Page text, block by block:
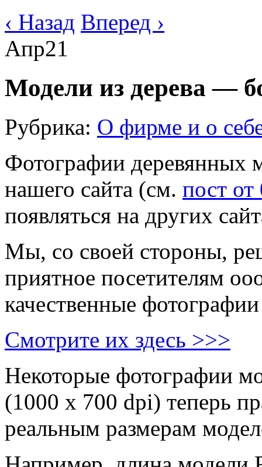
‹ Назад Вперед ›
Апр21
Модели из дерева —
Рубрика: О фирме и о
Фотографии деревянных
нашего сайта (см. пост
появляться на других
Мы, со своей стороны,
приятное посетителям
качественные
Смотрите их здесь >>>
Некоторые фотографии
(1000 х 700 dpi) теперь
реальным размерам